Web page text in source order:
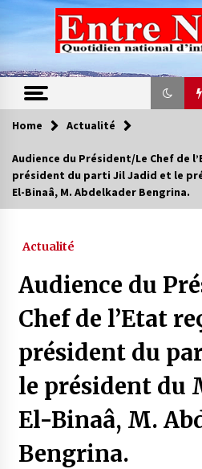
content
Contes de chez nous
Quand la mère
4 ans ago
4 ans ago
Oum el Gaïla /
4 ans ago
montagnards
4 ans ago
Home Actualité
Audience du Président/Le Chef de
président du parti Jil Jadid et le
El-Binaâ, M. Abdelkader Bengrina.
Actualité
Audience du
Chef de l’Etat
président du
le président du
El-Binaâ, M.
Bengrina.